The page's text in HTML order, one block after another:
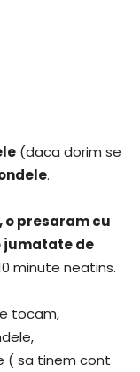
(daca dorim se
.
o presaram cu
jumatate de
minute neatins.
tocam,
( sa tinem cont